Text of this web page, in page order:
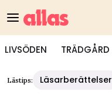
LIVSÖDEN TRÄDGÅRD
Lästips: Läsarberättelser